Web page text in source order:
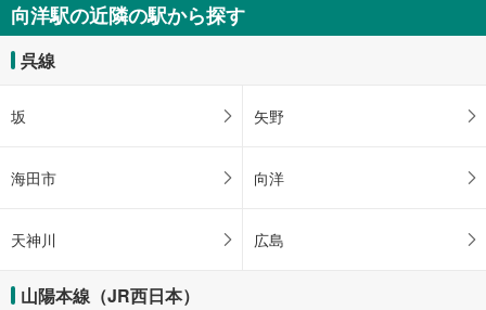
向洋駅の近隣の駅から探す
呉線
坂 矢野
海田市 向洋
天神川 広島
山陽本線（JR西日本）